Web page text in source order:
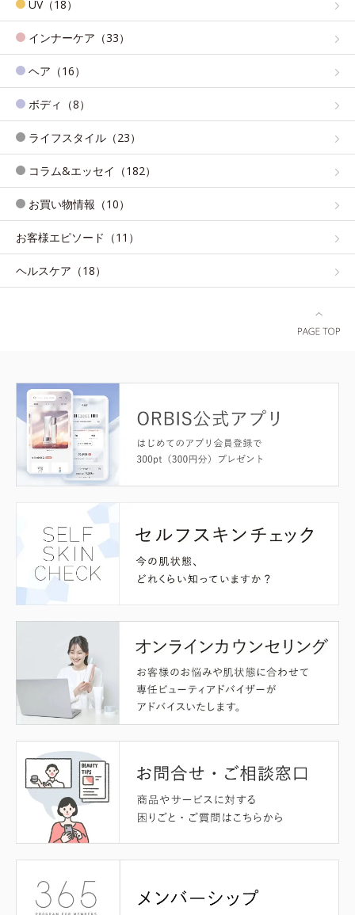
UV（18）
インナーケア（33）
ヘア（16）
ボディ（8）
ライフスタイル（23）
コラム&エッセイ（182）
お買い物情報（10）
お客様エピソード（11）
ヘルスケア（18）